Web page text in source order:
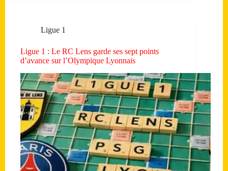
Ligue 1
Ligue 1 : Le RC Lens garde ses sept points
d’avance sur l’Olympique Lyonnais